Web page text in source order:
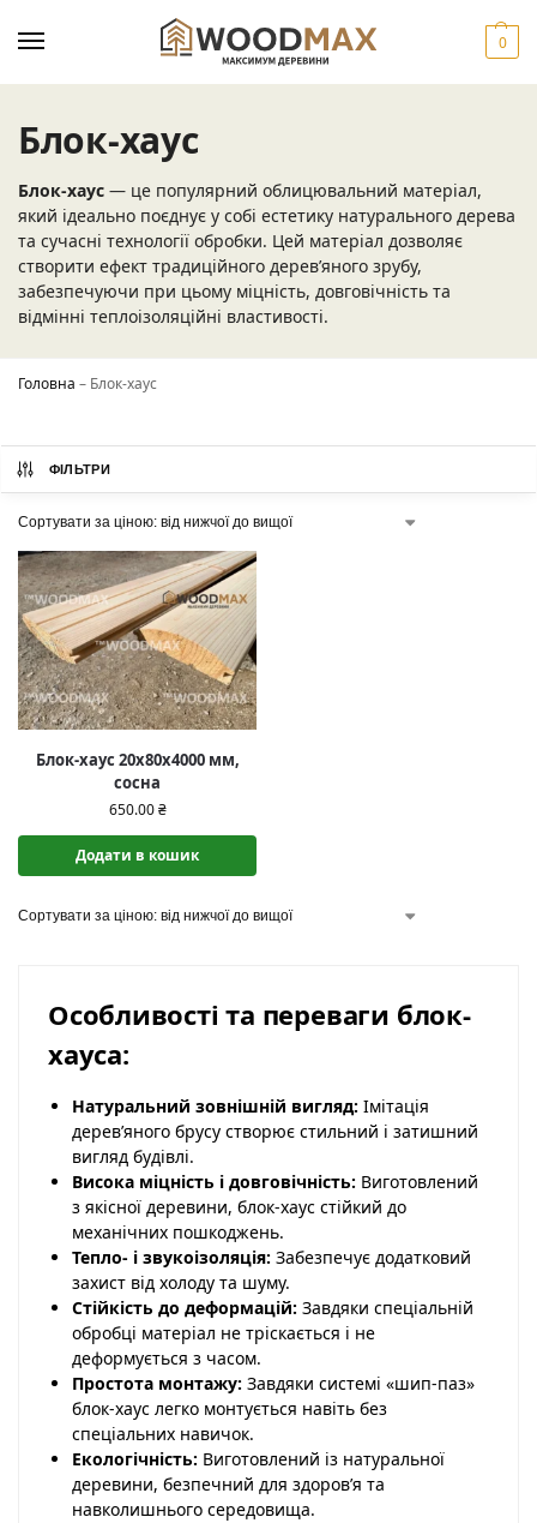
0
Блок-хаус
Блок-хаус — це популярний облицювальний матеріал,
який ідеально поєднує у собі естетику натурального дерева
та сучасні технології обробки. Цей матеріал дозволяє
створити ефект традиційного дерев’яного зрубу,
забезпечуючи при цьому міцність, довговічність та
відмінні теплоізоляційні властивості.
Головна – Блок-хаус
ФІЛЬТРИ
Блок-хаус 20x80x4000 мм,
сосна
650.00₴
Додати в кошик
Особливості та переваги блок-
хауса:
Натуральний зовнішній вигляд: Імітація
дерев’яного брусу створює стильний і затишний
вигляд будівлі.
Висока міцність і довговічність: Виготовлений
з якісної деревини, блок-хаус стійкий до
механічних пошкоджень.
Тепло- і звукоізоляція: Забезпечує додатковий
захист від холоду та шуму.
Стійкість до деформацій: Завдяки спеціальній
обробці матеріал не тріскається і не
деформується з часом.
Простота монтажу: Завдяки системі «шип-паз»
блок-хаус легко монтується навіть без
спеціальних навичок.
Екологічність: Виготовлений із натуральної
деревини, безпечний для здоров’я та
навколишнього середовища.